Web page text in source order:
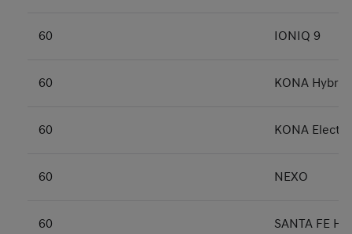
60 IONIQ 9
60 KONA Hybrid
60 KONA
60 NEXO
60 SANTA FE